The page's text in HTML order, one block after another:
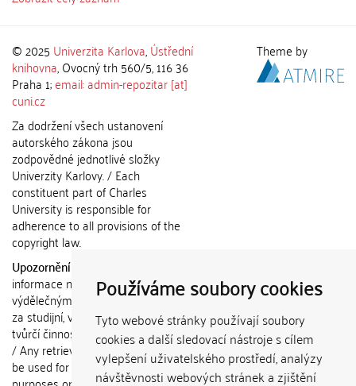
Používáme soubory cookies
Tyto webové stránky používají soubory
cookies a další sledovací nástroje s cílem
vylepšení uživatelského prostředí, analýzy
návštěvnosti webových stránek a zjištění
© 2025 Univerzita Karlova,Ústřední
knihovna, Ovocný trh 560/5, 116 36
Praha 1;email: admin-repozitar [at]
cuni.cz
Za dodržení všech ustanovení
autorského zákona jsou
zodpovědné jednotlivé složky
Univerzity Karlovy. / Each
constituent part of Charles
University is responsible for
adherence to all provisions of the
copyright law.
Upozornění / Notice:
informace nemohou být použity k
výdělečným účelům nebo vydávány
za studijní, vědeckou nebo jinou
tvůrčí činnost jiné osoby než autora.
/ Any retrieved information shall not
be used for any commercial
Theme by